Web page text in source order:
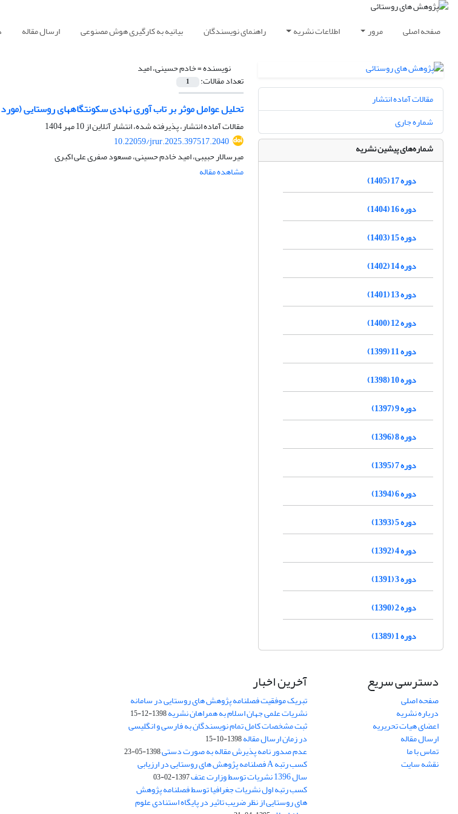
صفحه اصلی مرور اطلاعات نشریه راهنمای نویسندگان بیانیه به کارگیری هوش مصنوعی ارسال مقاله
نویسنده =خادم حسینی، امید
تعداد مقالات: 1
تحلیل عوامل موثر بر تاب آوری نهادی سکونتگاههای روستایی
مقالات آماده انتشار، پذیرفته شده، انتشار آنلاین از10 مهر 1404
10.22059/jrur.2025.397517.2040
میرسالار حبیبی، امید خادم حسینی، مسعود صفری علی اکبری
مشاهده مقاله
مقالات آماده انتشار
شماره جاری
شماره‌های پیشین نشریه
دوره 17 (1405)
دوره 16 (1404)
دوره 15 (1403)
دوره 14 (1402)
دوره 13 (1401)
دوره 12 (1400)
دوره 11 (1399)
دوره 10 (1398)
دوره 9 (1397)
دوره 8 (1396)
دوره 7 (1395)
دوره 6 (1394)
دوره 5 (1393)
دوره 4 (1392)
دوره 3 (1391)
دوره 2 (1390)
دوره 1 (1389)
دسترسی سریع
صفحه اصلی
درباره نشریه
اعضای هیات تحریریه
ارسال مقاله
تماس با ما
نقشه سایت
آخرین اخبار
تبریک موفقیت فصلنامه پژوهش های روستایی در سامانه
نشریات علمی جهان اسلام به همراهان نشریه1398-12-15
ثبت مشخصات کامل تمام نویسندگان به فارسی و انگلیسی
در زمان ارسال مقاله1398-10-15
عدم صدور نامه پذیرش مقاله به صورت دستی1398-05-23
کسب رتبه A فصلنامه پژوهش های روستایی در ارزیابی
سال 1396 نشریات توسط وزارت عتف 1397-02-03
کسب رتبه اول نشریات جغرافیا توسط فصلنامه پژوهش
های روستایی از نظر ضریب تاثیر در پایگاه استنادی علوم